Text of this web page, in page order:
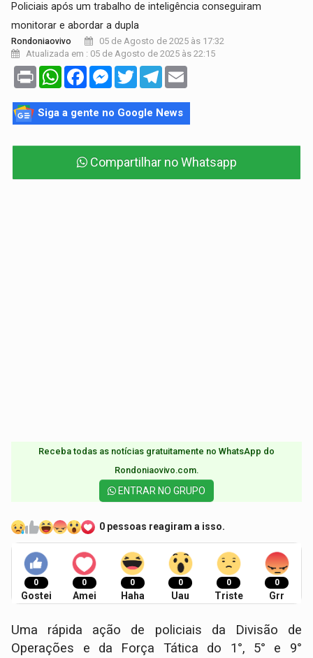
Policiais após um trabalho de inteligência conseguiram
monitorar e abordar a dupla
Rondoniaovivo
05 de Agosto de 2025 às 17:32
Atualizada em : 05 de Agosto de 2025 às 22:15
Print WhatsAppFacebookMessenger
TwitterTelegram
Siga a gente no Google News
Compartilhar no Whatsapp
Receba todas as notícias gratuitamente no WhatsApp do
Rondoniaovivo.com.​
ENTRAR NO GRUPO
0 pessoas reagiram a isso.
0
Gostei
0
Amei
0
Haha
0
Uau
0
Triste
0
Grr
Uma rápida ação de policiais da Divisão de
Operações e da Força Tática do 1°, 5° e 9°